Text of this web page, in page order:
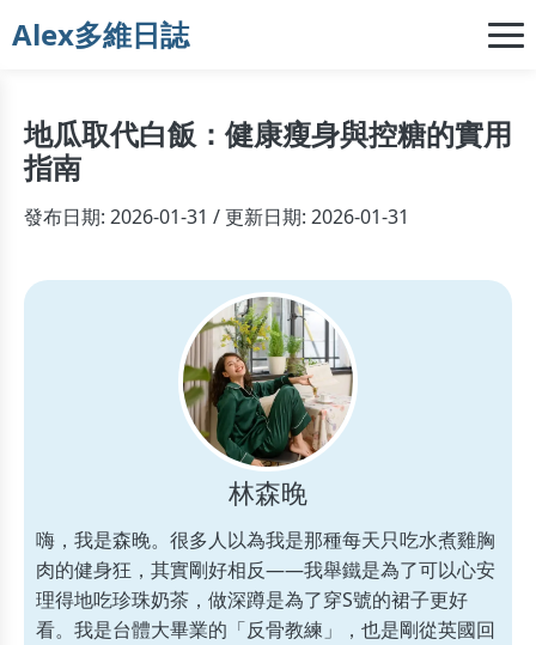
Alex多維日誌
地瓜取代白飯：健康瘦身與控糖的實用
指南
發布日期: 2026-01-31 / 更新日期: 2026-01-31
林森晚
嗨，我是森晚。很多人以為我是那種每天只吃水煮雞胸
肉的健身狂，其實剛好相反——我舉鐵是為了可以心安
理得地吃珍珠奶茶，做深蹲是為了穿S號的裙子更好
看。我是台體大畢業的「反骨教練」，也是剛從英國回